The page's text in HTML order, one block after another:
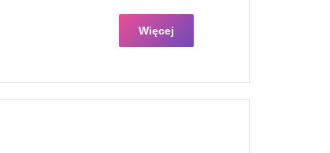
Więcej